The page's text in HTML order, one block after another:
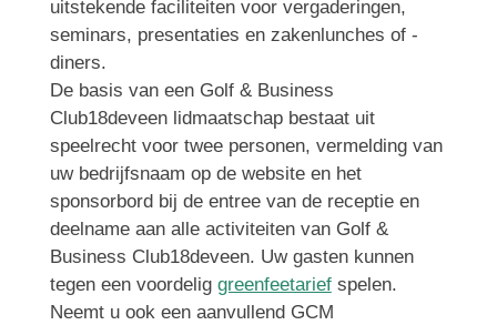
uitstekende faciliteiten voor vergaderingen,
seminars, presentaties en zakenlunches of -
diners.
De basis van een Golf & Business
Club18deveen lidmaatschap bestaat uit
speelrecht voor twee personen, vermelding van
uw bedrijfsnaam op de website en het
sponsorbord bij de entree van de receptie en
deelname aan alle activiteiten van Golf &
Business Club18deveen. Uw gasten kunnen
tegen een voordelig greenfeetarief spelen.
Neemt u ook een aanvullend GCM